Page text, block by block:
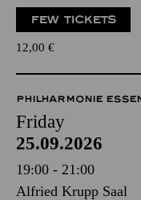
FEW TICKETS
12,00 €
PHILHARMONIE
Friday
25.09.2026
19:00 - 21:00
Alfried Krupp Saal